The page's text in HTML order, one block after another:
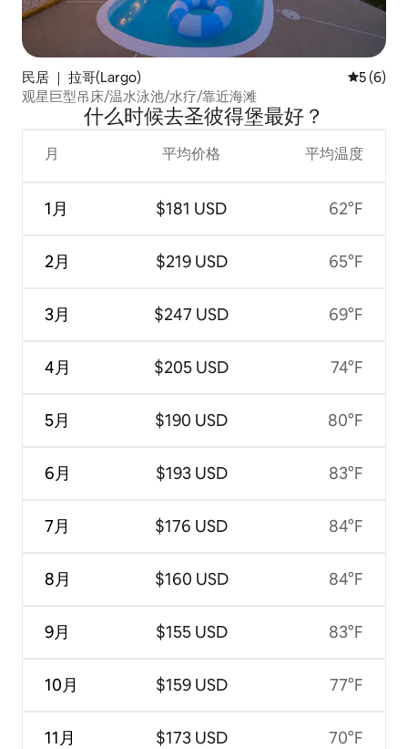
民居 ｜ 拉哥(Largo) 平均评分
5 (6)
观星巨型吊床/温水泳池/水疗/靠近海滩
什么时候去圣彼得堡最好？
月
1月
2月
3月
4月
5月
6月
7月
8月
9月
10月
11月
平均价格
$181 USD
$219 USD
$247 USD
$205 USD
$190 USD
$193 USD
$176 USD
$160 USD
$155 USD
$159 USD
$173 USD
平均温度
62°F
65°F
69°F
74°F
80°F
83°F
84°F
84°F
83°F
77°F
70°F